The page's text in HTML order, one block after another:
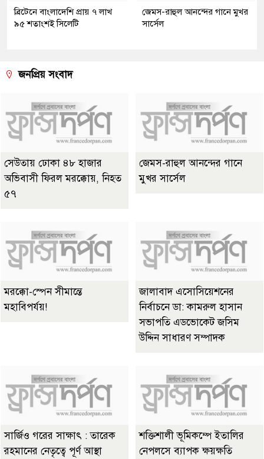
ব্রিটেনে বাংলাদেশি প্রায় ৭ লাখ
৯৫ শতাংশই সিলেটি
জেমস-রাহুল আনন্দের গানে মুখর
সার্সেল
জনপ্রিয় সংবাদ
সেউতায় ঢোকা ৪৮ হাজার
অভিবাসী ফিরল মরক্কোয়, নিহত
৫৭
জেমস-রাহুল আনন্দের গানে
মুখর সার্সেল
মরক্কো-স্পেন সীমান্তে
মহাবিপর্যয়!
জালাবাদ এসোসিয়েশনের
নির্বাচনে ডা: কামরুল হাসান
সভাপতি এডভোকেট জসিম
উদ্দিন সাধারণ সম্পাদক
সার্জিও গরের সাক্ষাৎ : তারেক
রহমানের নেতৃত্বে পূর্ণ আস্থা
শক্তিশালী ভূমিকম্পে ইতালির
নেপলসে ব্যাপক ক্ষয়ক্ষতি